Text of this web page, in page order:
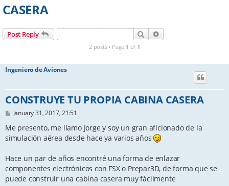
CASERA
Post Reply Search
2 posts • Page 1 of 1
Ingeniero de Aviones
CONSTRUYE TU PROPIA CABINA CASERA
P
s
January 31, 2017, 21:51
Me presento, me llamo Jorge y soy un gran aficionado de la
simulación aérea desde hace ya varios años
Hace un par de años encontré una forma de enlazar
componentes electrónicos con FSX o Prepar3D, de forma que se
puede construir una cabina casera muy fácilmente